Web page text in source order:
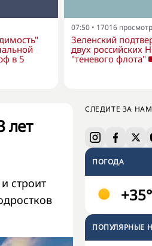
в 5
07:50 • 17016
Зеленский
двух российских
"теневого флота"
СЛЕДИТЕ ЗА
ПОГОДА
+35°
ПОПУЛЯРНЫЕ
лет
строит